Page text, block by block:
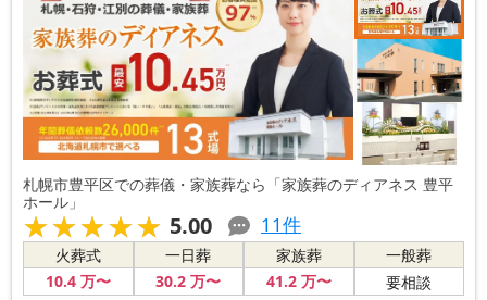
札幌市豊平区での葬儀・家族葬なら「家族葬のディアネス 豊平
ホール」
★★★★★
★★★★★ 5.00 11件
火葬式
10.4万〜
一日葬
30.2 万〜
家族葬
41.2万〜
一般葬
要相談